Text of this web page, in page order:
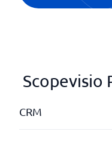
Scopevisio
CRM